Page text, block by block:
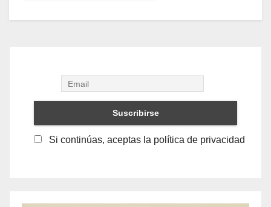
Si continúas, aceptas la política de privacidad